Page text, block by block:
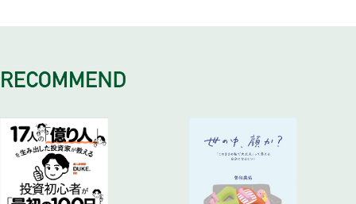
File.09 名工建設
File.11 ネットプロテクションズ
File.12 三光ソフラングループ
File.13 プラップジャパン
File.14 クーリエ
File.15 MIXI